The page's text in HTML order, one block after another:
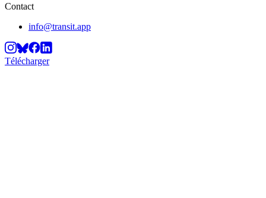
Contact
info@transit.app
Télécharger